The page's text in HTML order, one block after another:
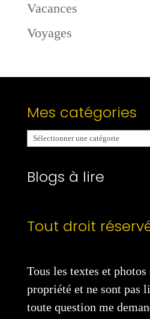
Vacances
Voyages
Mes catégories
Mes
catégories
Blogs à lire
Tout droit
Tous les textes et
propriété et ne sont pas
toute question me